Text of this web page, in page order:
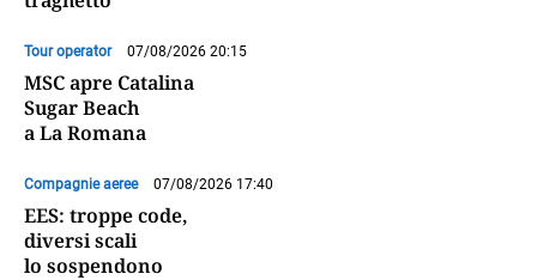
Tour operator 07/08/2026 20:15
MSC apre Catalina
Sugar Beach
a La Romana
Compagnie aeree 07/08/2026 17:40
EES: troppe code,
diversi scali
lo sospendono